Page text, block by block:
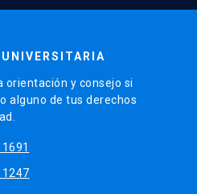
orientación y consejo si
alguno de tus derechos